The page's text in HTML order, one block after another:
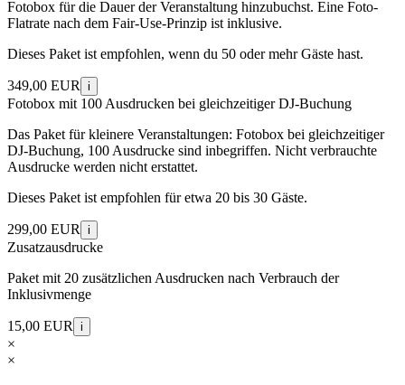
Fotobox für die Dauer der Veranstaltung hinzubuchst. Eine Foto-
Flatrate nach dem Fair-Use-Prinzip ist inklusive.
Dieses Paket ist empfohlen, wenn du 50 oder mehr Gäste hast.
349,00 EUR i
Fotobox mit 100 Ausdrucken bei gleichzeitiger DJ-Buchung
Das Paket für kleinere Veranstaltungen: Fotobox bei gleichzeitiger
DJ-Buchung, 100 Ausdrucke sind inbegriffen. Nicht verbrauchte
Ausdrucke werden nicht erstattet.
Dieses Paket ist empfohlen für etwa 20 bis 30 Gäste.
299,00 EUR i
Zusatzausdrucke
Paket mit 20 zusätzlichen Ausdrucken nach Verbrauch der
Inklusivmenge
15,00 EUR i
×
×